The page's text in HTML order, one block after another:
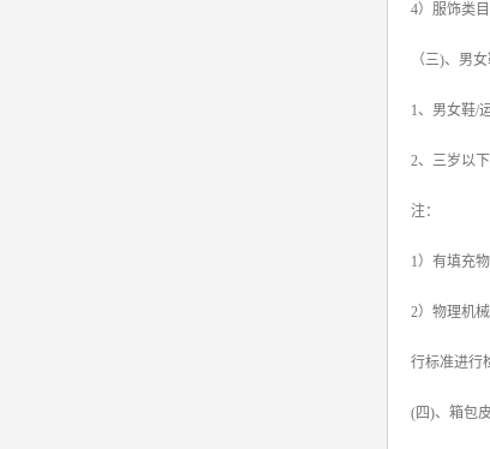
4）服饰类
（三)、男
1、男女鞋/
2、三岁以
注：
1）有填充
2）物理机
行标准进行
(四)、箱包